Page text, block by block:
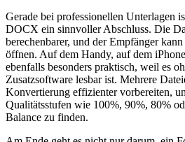
Gerade bei professionellen Unterlagen
DOCX ein sinnvoller Abschluss. Die
berechenbarer, und der Empfänger
öffnen. Auf dem Handy, auf dem
ebenfalls besonders praktisch, weil es
Zusatzsoftware lesbar ist. Mehrere
Konvertierung effizienter vorbereiten,
Qualitätsstufen wie 100%, 90%, 80%
Balance zu finden.